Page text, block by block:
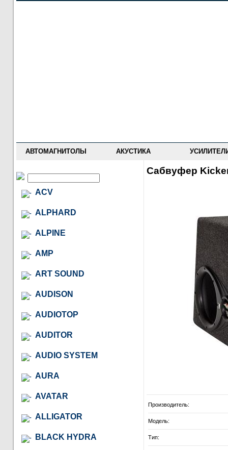
АВТОМАГНИТОЛЫ АКУСТИКА
ACV
ALPHARD
ALPINE
AMP
ART SOUND
AUDISON
AUDIOTOP
AUDITOR
AUDIO SYSTEM
AURA
AVATAR
ALLIGATOR
BLACK HYDRA
Сабвуфер
Производитель:
Модель:
Тип: